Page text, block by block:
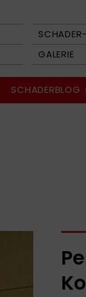
GALERIE
SCHADERBLOG